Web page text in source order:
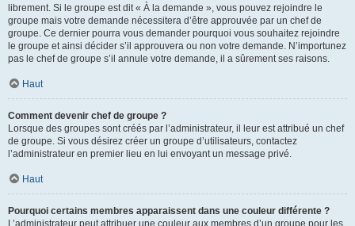
librement. Si le groupe est dit « À la demande », vous pouvez rejoindre le
groupe mais votre demande nécessitera d’être approuvée par un chef de
groupe. Ce dernier pourra vous demander pourquoi vous souhaitez rejoindre
le groupe et ainsi décider s’il approuvera ou non votre demande. N’importunez
pas le chef de groupe s’il annule votre demande, il a sûrement ses raisons.
Haut
Comment devenir chef de groupe ?
Lorsque des groupes sont créés par l’administrateur, il leur est attribué un chef
de groupe. Si vous désirez créer un groupe d’utilisateurs, contactez
l’administrateur en premier lieu en lui envoyant un message privé.
Haut
Pourquoi certains membres apparaissent dans une couleur différente ?
L’administrateur peut attribuer une couleur aux membres d’un groupe pour les